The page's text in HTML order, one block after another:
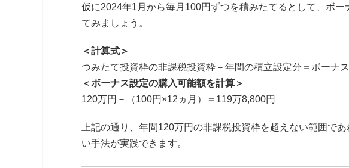
仮に2024年1月から毎月100円ずつを積みたてるとして、ボ
てみましょう。
＜計算式＞
つみたて投資枠の非課税投資枠－年間の積立設定分＝ボーナ
＜ボーナス設定の購入可能額を計算＞
120万円－（100円×12ヵ月）＝119万8,800円
上記の通り、年間120万円の非課税投資枠を超えない範囲で
い手法が実践できます。